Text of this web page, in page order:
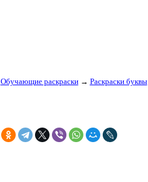
Обучающие раскраски→ Раскраски буквы